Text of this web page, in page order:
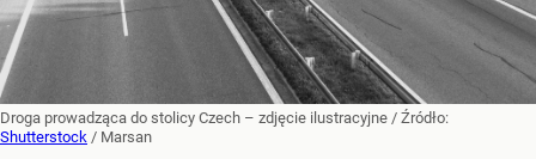
Droga prowadząca do stolicy Czech – zdjęcie ilustracyjne / Źródło:
Shutterstock / Marsan